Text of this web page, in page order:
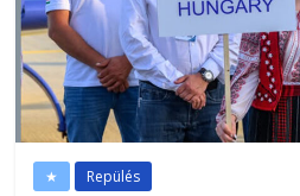
★ Repülés